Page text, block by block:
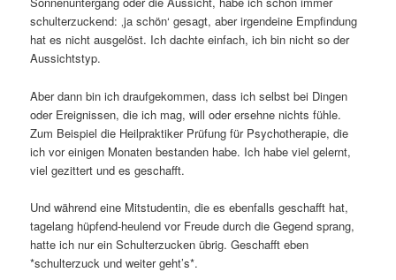
schulterzuckend: ‚ja schön‘ gesagt, aber irgendeine Empfindung
hat es nicht ausgelöst. Ich dachte einfach, ich bin nicht so der
Aussichtstyp.
Aber dann bin ich draufgekommen, dass ich selbst bei Dingen
oder Ereignissen, die ich mag, will oder ersehne nichts fühle.
Zum Beispiel die Heilpraktiker Prüfung für Psychotherapie, die
ich vor einigen Monaten bestanden habe. Ich habe viel gelernt,
viel gezittert und es geschafft.
Und während eine Mitstudentin, die es ebenfalls geschafft hat,
tagelang hüpfend-heulend vor Freude durch die Gegend sprang,
hatte ich nur ein Schulterzucken übrig. Geschafft eben
*schulterzuck und weiter geht’s*.